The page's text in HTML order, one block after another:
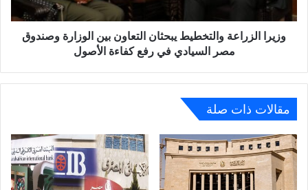
وصندوق
مصر
السيادي
وزيرا الزراعة والتخطيط يبحثان التعاون بين الوزارة وصندوق
مصر السيادي في رفع كفاءة الأصول
مقالات ذات صلة